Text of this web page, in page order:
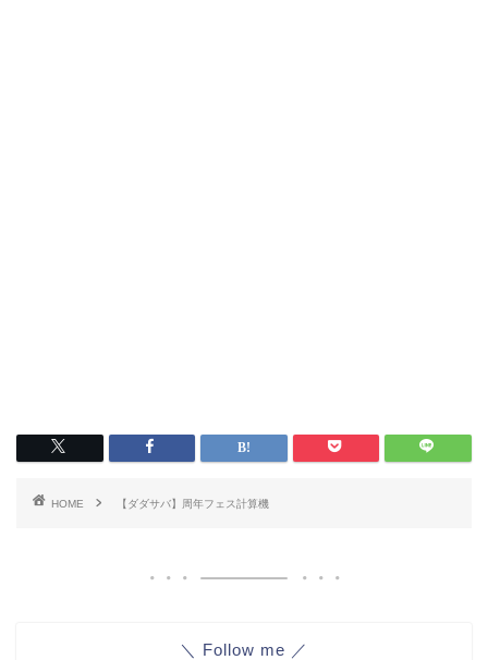
HOME 【ダダサバ】周年フェス計算機
＼ Follow me ／